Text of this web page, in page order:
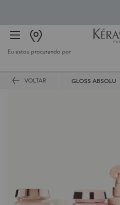
BUSCAR
Eu estou procurando por
Main content
VOLTAR GLOSS ABSOLU